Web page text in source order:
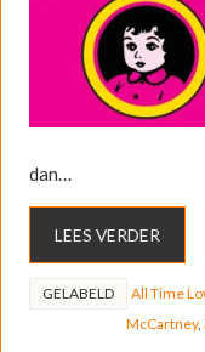
dan…
LEES VERDER
GELABELD All Time
McCartney,